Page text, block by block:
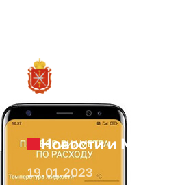
Новости и
19.01.2023